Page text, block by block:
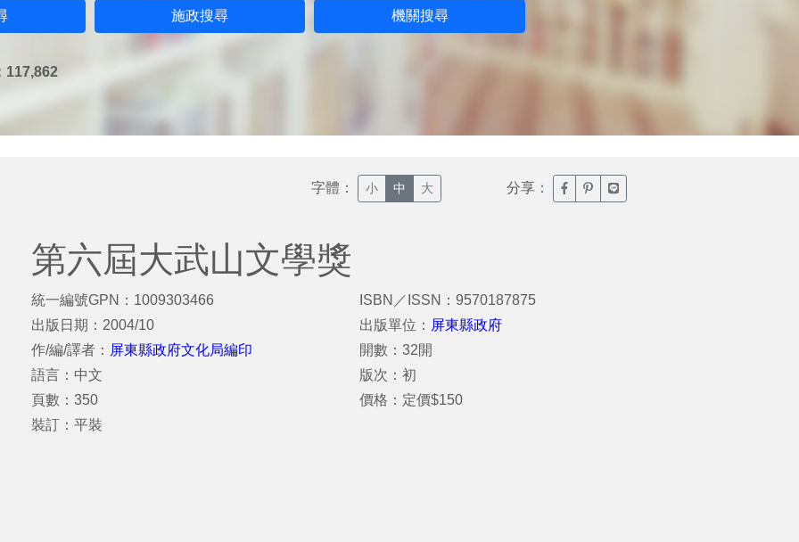
施政搜尋 機關搜尋
117,862
字體： 小 中 大 分享： 臉書分享(另開新視窗)
噗浪分享(另開新視窗)
Line分享(另開新視窗)
第六屆大武山文學獎
統一編號GPN：1009303466
出版日期：2004/10
作/編/譯者： 屏東縣政府文化局編印
語言：中文
頁數：350
裝訂：平裝
ISBN／ISSN：9570187875
出版單位： 屏東縣政府
開數：32開
版次：初
價格：定價$150